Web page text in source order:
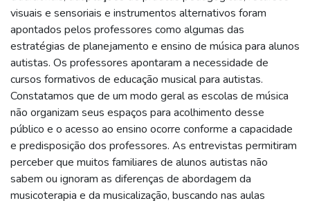
visuais e sensoriais e instrumentos alternativos foram
apontados pelos professores como algumas das
estratégias de planejamento e ensino de música para alunos
autistas. Os professores apontaram a necessidade de
cursos formativos de educação musical para autistas.
Constatamos que de um modo geral as escolas de música
não organizam seus espaços para acolhimento desse
público e o acesso ao ensino ocorre conforme a capacidade
e predisposição dos professores. As entrevistas permitiram
perceber que muitos familiares de alunos autistas não
sabem ou ignoram as diferenças de abordagem da
musicoterapia e da musicalização, buscando nas aulas